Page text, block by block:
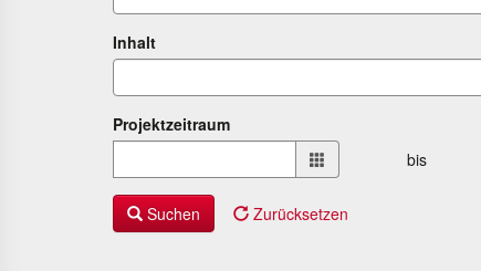
Inhalt
Projektzeitraum
von
bis
Suchen Zurücksetzen